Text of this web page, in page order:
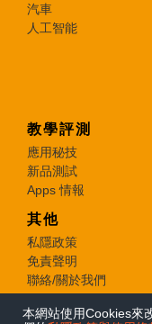
本網站使用Cookies來
汽車
人工智能
教學評測
應用秘技
新品測試
Apps 情報
其他
私隱政策
免責聲明
聯絡/關於我們
© 2026 e-zone. All